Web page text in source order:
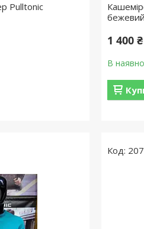
Pulltonic
бежевий
1 400 ₴
В